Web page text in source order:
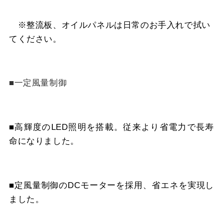
※整流板、オイルパネルは日常のお手入れで拭い
てください。
■一定風量制御
■高輝度のLED照明を搭載。従来より省電力で長寿
命になりました。
■定風量制御のDCモーターを採用、省エネを実現し
ました。